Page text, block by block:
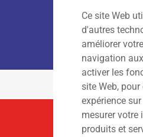
Ce site Web
d'autres
améliorer
navigation
activer les
site Web, pour
expérience
mesurer votre
produits et
Lun – Ven:
Sam – Dim
Suivez-